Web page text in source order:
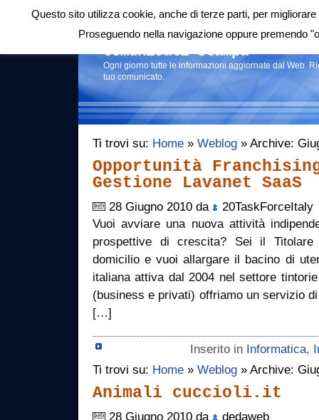
Login|RSS |
Comunicati stampa
Ogni giorno tutte le informazioni aggiornate dal Web.
tuo comunicato.
Ti trovi su: Home » Weblog » Archive:
Opportunità
Gestione Lavanet SaaS
28 Giugno 2010 da
20TaskForceItaly
Vuoi avviare una nuova attività
prospettive di crescita? Sei il
domicilio e vuoi allargare il bacino di
italiana attiva dal 2004 nel settore
(business e privati) offriamo un servizio
[…]
Inserito in Informatica,
Ti trovi su: Home » Weblog » Archive:
Animali cuccioli.it
28 Giugno 2010 da
dedaweb
Questo sito utilizza cookie, anche di terze parti, per
Proseguendo nella navigazione oppure premendo